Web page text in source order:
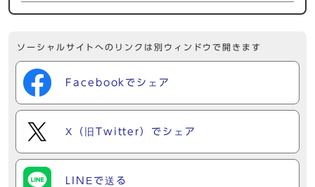
ソーシャルサイトへのリンクは別ウィンドウで開きます
Facebookでシェア
X（旧Twitter）でシェア
LINEで送る